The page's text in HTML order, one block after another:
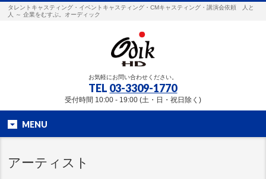
タレントキャスティング・イベントキャスティング・CMキャスティング・講演会依頼 人と
人 ～ 企業をむすぶ。オーディック
お気軽にお問い合わせください。
TEL 03-3309-1770
受付時間 10:00 - 19:00 (土・日・祝日除く)
MENU
アーティスト